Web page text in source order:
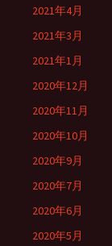
2021年4月
2021年3月
2021年1月
2020年12月
2020年11月
2020年10月
2020年9月
2020年7月
2020年6月
2020年5月